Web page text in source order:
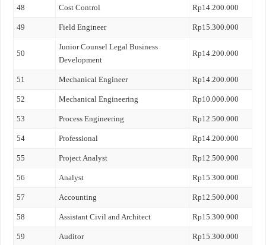
48 Cost Control Rp14.200.000
49 Field Engineer Rp15.300.000
50
Junior Counsel Legal Business
Development
Rp14.200.000
51 Mechanical Engineer Rp14.200.000
52 Mechanical Engineering Rp10.000.000
53 Process Engineering Rp12.500.000
54 Professional Rp14.200.000
55 Project Analyst Rp12.500.000
56 Analyst Rp15.300.000
57 Accounting Rp12.500.000
58 Assistant Civil and Architect Rp15.300.000
59 Auditor Rp15.300.000